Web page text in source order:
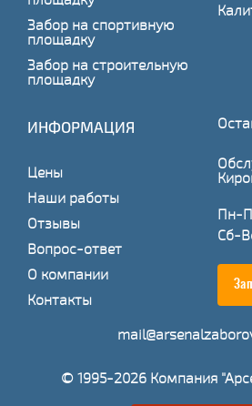
Забор на спортивную
площадку
Забор на строительную
площадку
ИНФОРМАЦИЯ
Цены
Наши работы
Отзывы
Вопрос-ответ
О компании
Контакты
Пн-
Сб-
© 1995-2026 Компания